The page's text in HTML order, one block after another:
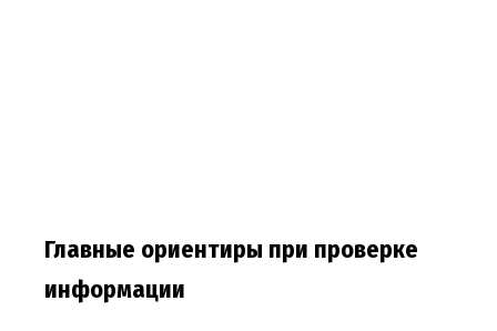
Главные ориентиры при проверке
информации